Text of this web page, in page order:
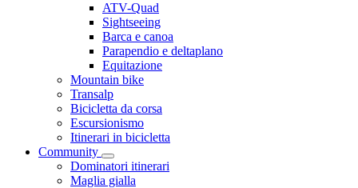
ATV-Quad
Sightseeing
Barca e canoa
Parapendio e deltaplano
Equitazione
Mountain bike
Transalp
Bicicletta da corsa
Escursionismo
Itinerari in bicicletta
Community
Dominatori itinerari
Maglia gialla